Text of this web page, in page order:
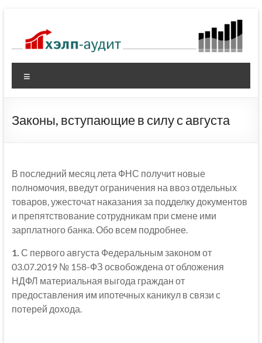
содержимому
Законы, вступающие в силу с августа
В последний месяц лета ФНС получит новые
полномочия, введут ограничения на ввоз отдельных
товаров, ужесточат наказания за подделку документов
и препятствование сотрудникам при смене ими
зарплатного банка. Обо всем подробнее.
1. С первого августа Федеральным законом от
03.07.2019 № 158-ФЗ освобождена от обложения
НДФЛ материальная выгода граждан от
предоставления им ипотечных каникул в связи с
потерей дохода.